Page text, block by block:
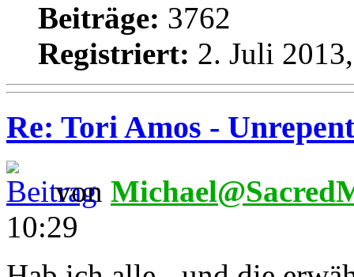
Beiträge: 3762
Registriert: 2. Juli
Re: Tori Amos -
von
10:29